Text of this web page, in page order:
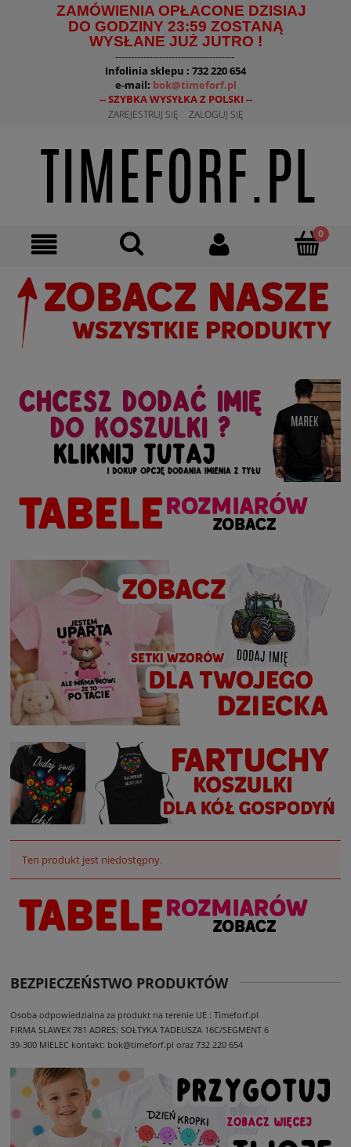
ZAMÓWIENIA OPŁACONE DZISIAJ
DO GODZINY 23:59 ZOSTANĄ
WYSŁANE JUŻ JUTRO !
--------------------------------------
Infolinia sklepu : 732 220 654
e-mail: bok@timeforf.pl
-- SZYBKA WYSYŁKA Z POLSKI --
ZAREJESTRUJ SIĘ ZALOGUJ SIĘ
Ten produkt jest niedostępny.
BEZPIECZEŃSTWO PRODUKTÓW
Osoba odpowiedzialna za produkt na terenie UE : Timeforf.pl
FIRMA SLAWEX 781 ADRES: SOŁTYKA TADEUSZA 16C/SEGMENT 6
39-300 MIELEC kontakt: bok@timeforf.pl oraz 732 220 654